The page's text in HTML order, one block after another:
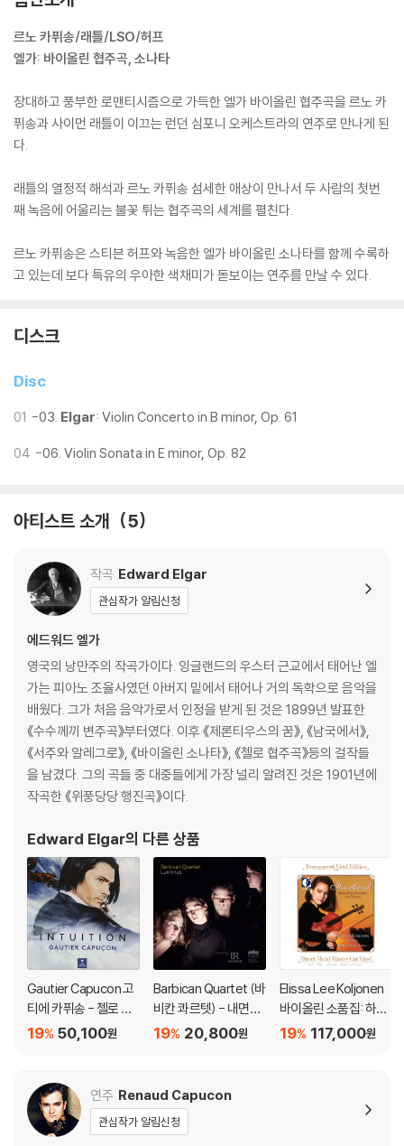
르노 카퓌송/래틀/LSO/허프
엘가: 바이올린 협주곡, 소나타
장대하고 풍부한 로맨티시즘으로 가득한 엘가 바이올린 협주곡을 르노 카
퓌송과 사이먼 래틀이 이끄는 런던 심포니 오케스트라의 연주로 만나게 된
다.
래틀의 열정적 해석과 르노 카퓌송 섬세한 애상이 만나서 두 사람의 첫번
째 녹음에 어울리는 불꽃 튀는 협주곡의 세계를 펼친다.
르노 카퓌송은 스티븐 허프와 녹음한 엘가 바이올린 소나타를 함께 수록하
고 있는데 보다 특유의 우아한 색채미가 돋보이는 연주를 만날 수 있다.
디스크
Disc
01 -03. Elgar: Violin Concerto in B minor, Op. 61
04 -06. Violin Sonata in E minor, Op. 82
아티스트 소개 5
작곡 Edward Elgar
관심작가 알림신청
에드워드 엘가
영국의 낭만주의 작곡가이다. 잉글랜드의 우스터 근교에서 태어난 엘
가는 피아노 조율사였던 아버지 밑에서 태어나 거의 독학으로 음악을
배웠다. 그가 처음 음악가로서 인정을 받게 된 것은 1899년 발표한
《수수께끼 변주곡》부터였다. 이후 《제론티우스의 꿈》, 《남국에서》,
《서주와 알레그로》, 《바이올린 소나타》, 《첼로 협주곡》등의 걸작들
을 남겼다. 그의 곡들 중 대중들에게 가장 널리 알려진 것은 1901년에
작곡한 《위풍당당 행진곡》이다.
Edward Elgar의 다른 상품
Gautier Capucon 고
티에 카퓌송 - 첼로 소
품집 '인투이션' (Intuiti
50,100원
19%
Barbican Quartet (바
비칸 콰르텟) - 내면의
빛 (Lux Intus)
20,800원
19%
Elissa Lee Koljonen
바이올린 소품집: 하트
브레이크 (Heartbrea
117,000원
19%
연주 Renaud Capucon
관심작가 알림신청